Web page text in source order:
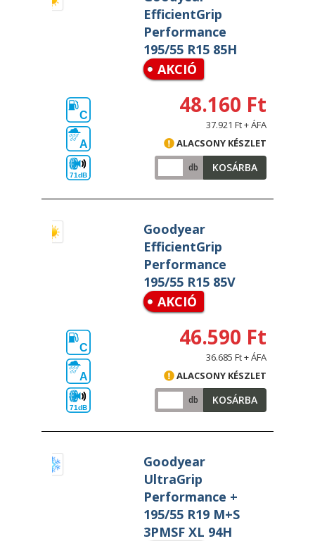
EfficientGrip
Performance
195/55 R15 85H
AKCIÓ
C
A
71dB
48.160 Ft
37.921 Ft + ÁFA
ALACSONY KÉSZLET
db KOSÁRBA
Goodyear
EfficientGrip
Performance
195/55 R15 85V
AKCIÓ
C
A
71dB
46.590 Ft
36.685 Ft + ÁFA
ALACSONY KÉSZLET
db KOSÁRBA
Goodyear
UltraGrip
Performance +
195/55 R19 M+S
3PMSF XL 94H